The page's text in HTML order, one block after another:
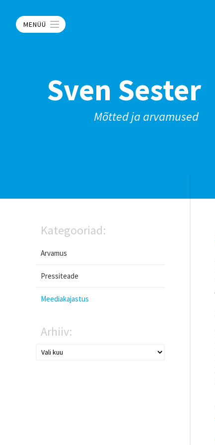
MENÜÜ
Sven Sester
Mõtted ja arvamused
Kategooriad:
Arvamus
Pressiteade
Meediakajastus
Arhiiv: